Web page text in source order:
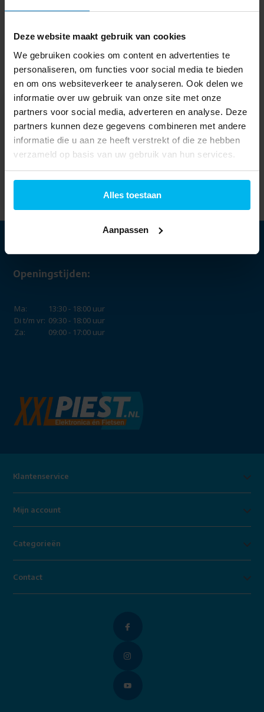
Deze website maakt gebruik van cookies
We gebruiken cookies om content en advertenties te
personaliseren, om functies voor social media te bieden
en om ons websiteverkeer te analyseren. Ook delen we
informatie over uw gebruik van onze site met onze
partners voor social media, adverteren en analyse. Deze
partners kunnen deze gegevens combineren met andere
informatie die u aan ze heeft verstrekt of die ze hebben
verzameld op basis van uw gebruik van hun services.
Alles toestaan
Aanpassen
Delen
Laatst bekeken
Logitech MK270 (BM)
- Toetsenbord + muis
set
Openingstijden:
Ma:
13:30 - 18:00 uur
Di t/m vr: 09:30 - 18:00 uur
Za:
09:00 - 17:00 uur
Klantenservice
Mijn account
Categorieën
Contact